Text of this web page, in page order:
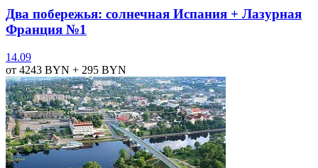
Два побережья: солнечная Испания + Лазурная
Франция №1
14.09
от 4243 BYN + 295 BYN